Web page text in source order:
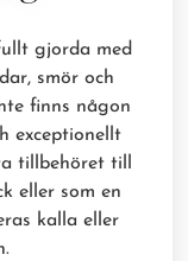
gjorda med
smör och
finns någon
exceptionellt
tillbehöret till
eller som en
kalla eller